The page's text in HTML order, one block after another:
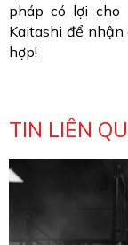
pháp có lợi cho
Kaitashi để nhận
hợp!
TIN LIÊN